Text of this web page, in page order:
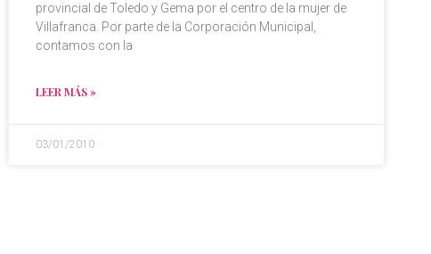
provincial de Toledo y Gema por el centro de la mujer de
Villafranca. Por parte de la Corporación Municipal,
contamos con la
LEER MÁS »
03/01/2010